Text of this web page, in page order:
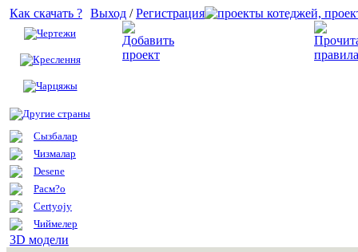
Как скачать ?
Чертежи
Креслення
Чарцяжы
Другие страны
Сызбалар
Чизмалар
Desene
Расм?о
Certyojy
Чиймелер
3D модели
Выход /Регистрация